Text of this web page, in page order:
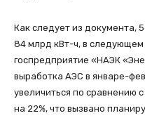
Как следует из документа,
84 млрд кВт-ч, в
госпредприятие «НАЭК
выработка АЭС в январе-
увеличиться по сравнению
на 22%, что вызвано